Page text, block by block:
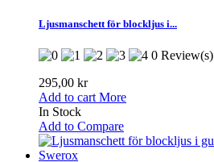
Ljusmanschett för blockljus i...
0 Review(s)
295,00 kr
Add to cart More
In Stock
Add to Compare